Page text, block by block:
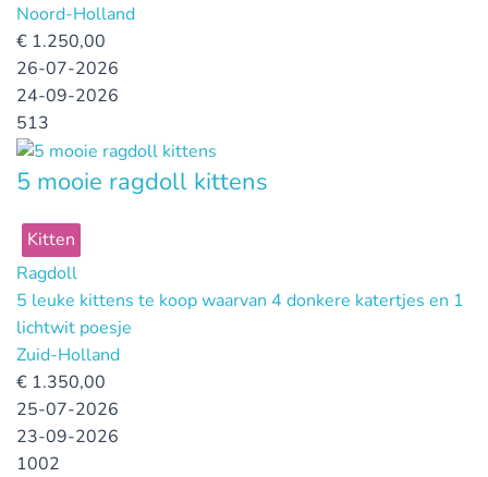
Noord-Holland
€ 1.250,00
26-07-2026
24-09-2026
513
5 mooie ragdoll kittens
Kitten
Ragdoll
5 leuke kittens te koop waarvan 4 donkere katertjes en 1
lichtwit poesje
Zuid-Holland
€ 1.350,00
25-07-2026
23-09-2026
1002